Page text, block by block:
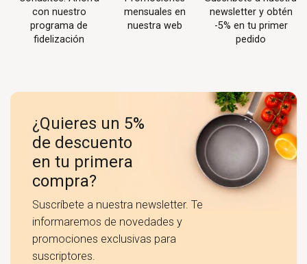
con nuestro
programa de
fidelización
mensuales en
nuestra web
newsletter y obtén
-5% en tu primer
pedido
¿Quieres un 5%
de descuento
en tu primera
compra?
Suscríbete a nuestra newsletter. Te
informaremos de novedades y
promociones exclusivas para
suscriptores.